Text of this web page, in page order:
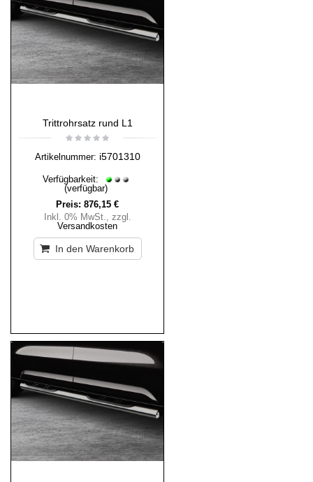
Trittrohrsatz rund L1
Artikelnummer: i5701310
Verfügbarkeit:
(verfügbar)
Preis: 876,15 €
Inkl. 0% MwSt., zzgl.
Versandkosten
In den Warenkorb